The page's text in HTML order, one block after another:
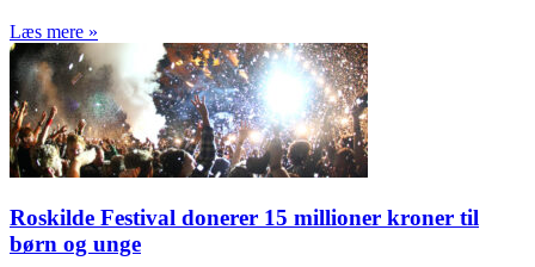
Læs mere »
Roskilde Festival donerer 15 millioner kroner til
børn og unge